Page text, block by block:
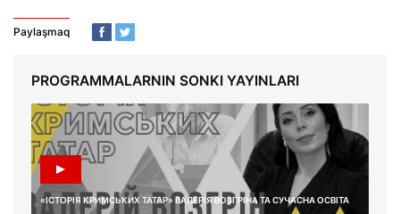
Paylaşmaq
PROGRAMMALARNIN SONKI YAYINLARI
«ІСТОРІЯ КРИМСЬКИХ ТАТАР» ВАЛЕРІЯ ВОЗГРІНА ТА СУЧАСНА ОСВІТА